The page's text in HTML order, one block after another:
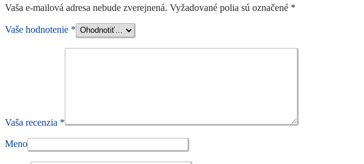
Vaša e-mailová adresa nebude zverejnená. Vyžadované polia sú označené *
Vaše hodnotenie *
Vaša recenzia *
Meno